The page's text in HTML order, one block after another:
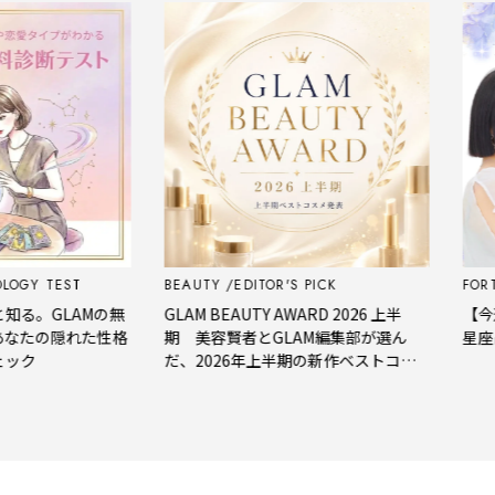
の無
性格
BEAUTY EDITOR'S PICK
GLAM BEAUTY AWARD 2026 上半
期 美容賢者とGLAM編集部が選ん
だ、2026年上半期の新作ベストコス
【今週の占い】
星座占い｜8月3